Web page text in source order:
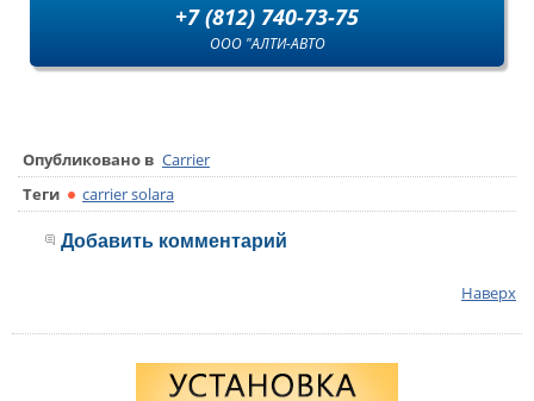
+7 (812) 740-73-75
ООО "АЛТИ-АВТО
Опубликовано в Carrier
Теги
carrier solara
Добавить комментарий
Наверх